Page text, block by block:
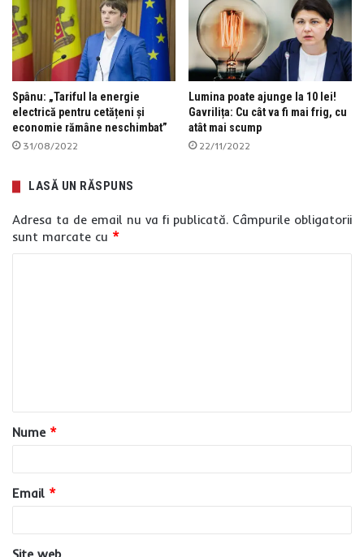
Spânu: „Tariful la energie
electrică pentru cetățeni și
economie rămâne neschimbat”
31/08/2022
Lumina poate ajunge la 10 lei!
Gavrilița: Cu cât va fi mai frig, cu
atât mai scump
22/11/2022
LASĂ UN RĂSPUNS
Adresa ta de email nu va fi publicată. Câmpurile obligatorii
sunt marcate cu *
a
r
u
*
Nume *
Email *